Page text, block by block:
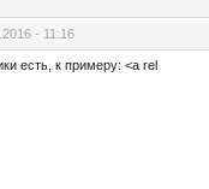
- 11:16
есть, к примеру: <a rel